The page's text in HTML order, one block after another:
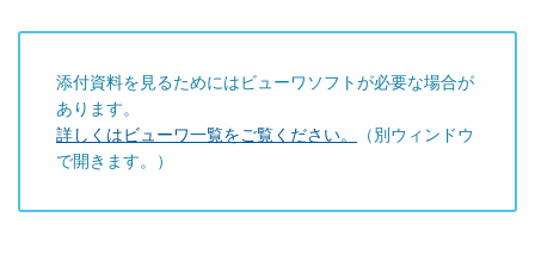
添付資料を見るためにはビューワソフトが必要な場合が
あります。
詳しくはビューワ一覧をご覧ください。
（別ウィンドウ
で開きます。）